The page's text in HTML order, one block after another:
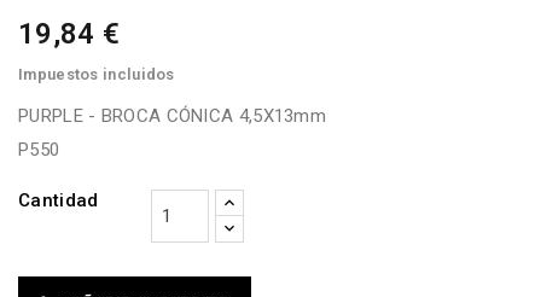
19,84 €
Impuestos incluidos
PURPLE - BROCA CÓNICA 4,5X13mm
P550
Cantidad